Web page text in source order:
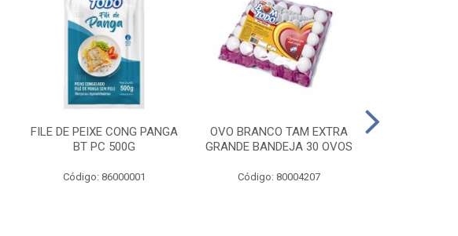
FILE DE PEIXE CONG PANGA
BT PC 500G
Código: 86000001
OVO BRANCO TAM EXTRA
GRANDE BANDEJA 30 OVOS
Código: 80004207